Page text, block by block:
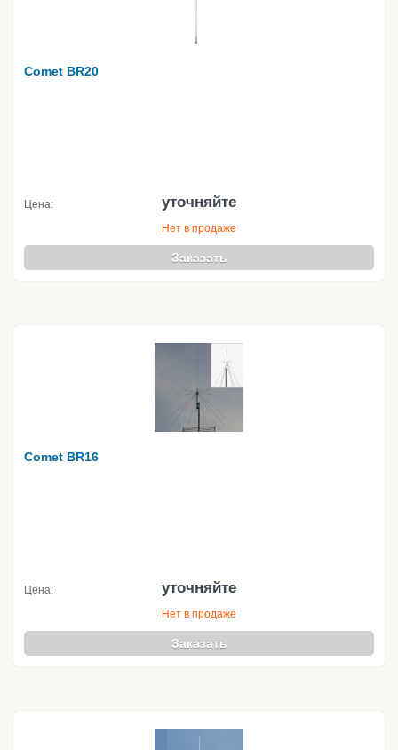
Comet BR20
Цена: уточняйте
Нет в продаже
Заказать
Comet BR16
Цена: уточняйте
Нет в продаже
Заказать